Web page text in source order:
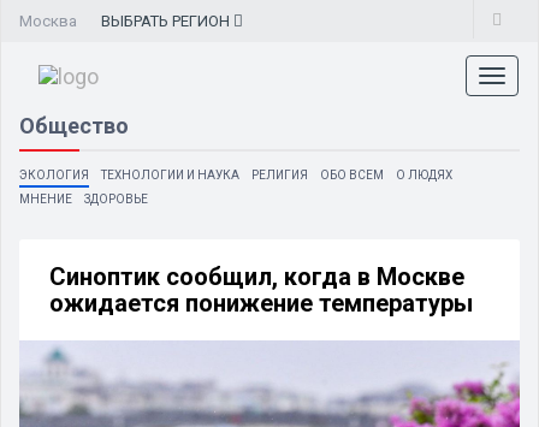
Москва ВЫБРАТЬ РЕГИОН
Общество
ЭКОЛОГИЯ ТЕХНОЛОГИИ И НАУКА РЕЛИГИЯ ОБО ВСЕМ
О ЛЮДЯХ
МНЕНИЕ
ЗДОРОВЬЕ
Синоптик сообщил, когда в Москве
ожидается понижение температуры